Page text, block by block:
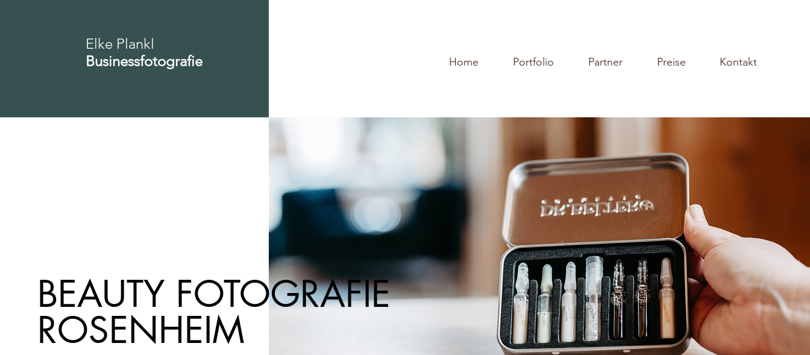
Elke Plankl
Businessfotografie
Home Portfolio Partner Preise Kontakt
BEAUTY FOTOGRAFIE
ROSENHEIM